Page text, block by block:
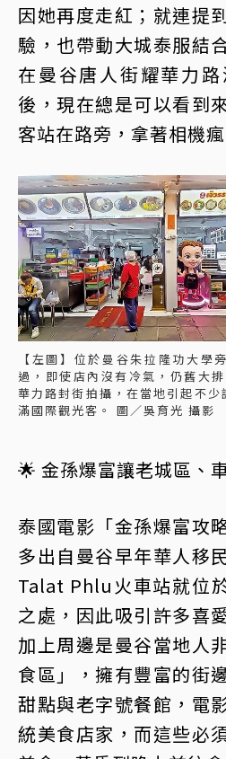
因她再度走紅；就連提
驗，也帶動大城泰服結
在曼谷唐人街耀華力
後，現在總是可以看到
客站在路旁，拿著相機
【左圖】位於曼谷朱拉隆功大學
過，即使店內沒有冷氣，仍舊大
華力路封街拍攝，在當地引起不
滿國際觀光客。 圖／吳育光 攝影
🌟 金孫爆富讓老城區、
泰國電影「金孫爆富攻
多出自曼谷早年華人移
Talat Phlu火車站就位
之處，因此吸引許多喜
加上周邊是曼谷當地人
食區」，擁有豐富的街
甜點與老字號餐館，電
統美食店家，而這些必